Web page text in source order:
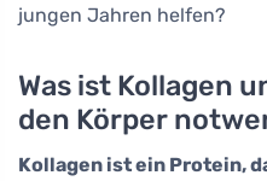
jungen Jahren helfen?
Was ist Kollagen
den Körper
Kollagen ist ein Protein,